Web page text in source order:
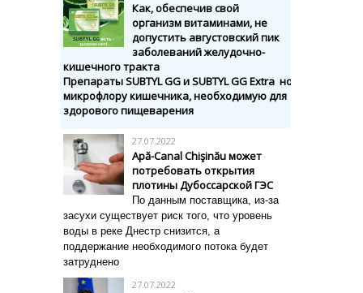
Как, обеспечив свой
организм витаминами, не
допустить августовский пик
заболеваний желудочно-
кишечного тракта
ПрепаратыSUBTYLGGиSUBTYLGGExtra нормализуют
микрофлору кишечника, необходимую для
здорового пищеварения
27.07.2022
Apă-Canal Chişinău может
потребовать открытия
плотины Дубоссарской ГЭС
По данным поставщика, из-за
засухи существует риск того, что уровень
воды в реке Днестр снизится, а
поддержание необходимого потока будет
затруднено
27.07.2022